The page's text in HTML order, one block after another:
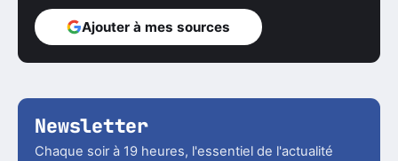
Ajouter à mes sources
Newsletter
Chaque soir à 19 heures, l'essentiel de l'actualité